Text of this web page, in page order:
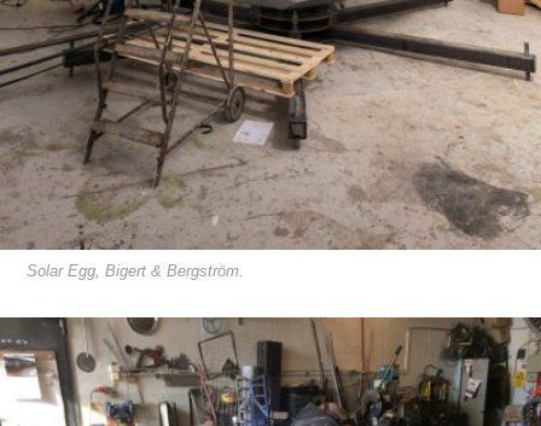
Solar Egg, Bigert & Bergström.